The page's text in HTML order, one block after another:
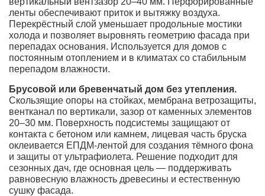
ленты обеспечивают приток и вытяжку воздуха.
Перекрёстный слой уменьшает продольные мостики
холода и позволяет выровнять геометрию фасада при
перепадах основания. Используется для домов с
постоянным отоплением и в климатах со стабильным
перепадом влажности.
Брусовой или бревенчатый дом без утепления.
Скользящие опоры на стойках, мембрана ветрозащиты,
вентканал по вертикали, зазор от каменных элементов
20–30 мм. Поверхность подсистемы защищают от
контакта с бетоном или камнем, лицевая часть бруска
оклеивается ЕПДМ-лентой для создания тёмного фона
и защиты от ультрафиолета. Решение подходит для
сезонных дач, где основная цель — поддерживать
равновесную влажность древесины и естественную
сушку фасада.